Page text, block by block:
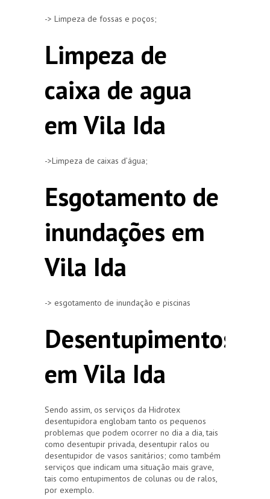
-> Limpeza de fossas e poços;
Limpeza de
caixa de agua
em Vila Ida
->Limpeza de caixas d’água;
Esgotamento de
inundações em
Vila Ida
-> esgotamento de inundação e piscinas
Desentupimentos
em Vila Ida
Sendo assim, os serviços da Hidrotex
desentupidora englobam tanto os pequenos
problemas que podem ocorrer no dia a dia, tais
como desentupir privada, desentupir ralos ou
desentupidor de vasos sanitários; como também
serviços que indicam uma situação mais grave,
tais como entupimentos de colunas ou de ralos,
por exemplo.